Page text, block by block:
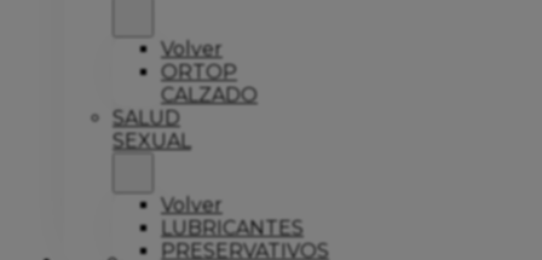
Volver
ORTOP
CALZADO
SALUD
SEXUAL
Volver
LUBRICANTES
PRESERVATIVOS